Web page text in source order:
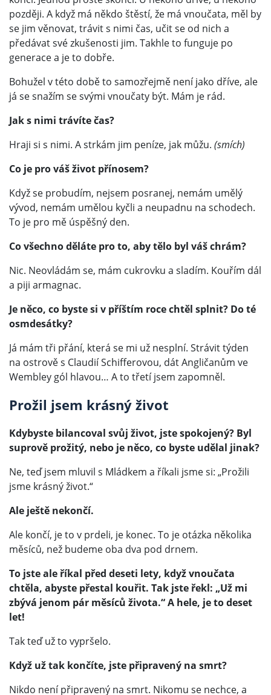
později. A když má někdo štěstí, že má vnoučata, měl by
se jim věnovat, trávit s nimi čas, učit se od nich a
předávat své zkušenosti jim. Takhle to funguje po
generace a je to dobře.
Bohužel v této době to samozřejmě není jako dříve, ale
já se snažím se svými vnoučaty být. Mám je rád.
Jak s nimi trávíte čas?
Hraji si s nimi. A strkám jim peníze, jak můžu. (smích)
Co je pro váš život přínosem?
Když se probudím, nejsem posranej, nemám umělý
vývod, nemám umělou kyčli a neupadnu na schodech.
To je pro mě úspěšný den.
Co všechno děláte pro to, aby tělo byl váš chrám?
Nic. Neovládám se, mám cukrovku a sladím. Kouřím dál
a piji armagnac.
Je něco, co byste si v příštím roce chtěl splnit? Do té
osmdesátky?
Já mám tři přání, která se mi už nesplní. Strávit týden
na ostrově s Claudií Schifferovou, dát Angličanům ve
Wembley gól hlavou… A to třetí jsem zapomněl.
Prožil jsem krásný život
Kdybyste bilancoval svůj život, jste spokojený? Byl
suprově prožitý, nebo je něco, co byste udělal jinak?
Ne, teď jsem mluvil s Mládkem a říkali jsme si: „Prožili
jsme krásný život.“
Ale ještě nekončí.
Ale končí, je to v prdeli, je konec. To je otázka několika
měsíců, než budeme oba dva pod drnem.
To jste ale říkal před deseti lety, když vnoučata
chtěla, abyste přestal kouřit. Tak jste řekl: „Už mi
zbývá jenom pár měsíců života.“ A hele, je to deset
let!
Tak teď už to vypršelo.
Když už tak končíte, jste připravený na smrt?
Nikdo není připravený na smrt. Nikomu se nechce, a